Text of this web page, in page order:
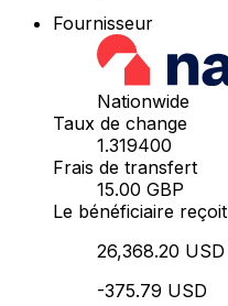
Fournisseur
Nationwide
Taux de change
1.319400
Frais de transfert
15.00 GBP
Le bénéficiaire reçoit
26,368.20 USD
-375.79 USD